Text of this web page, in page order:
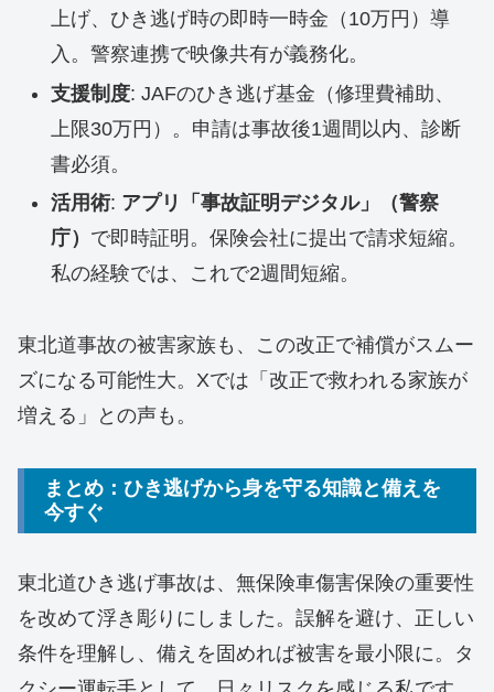
上げ、ひき逃げ時の即時一時金（10万円）導
入。警察連携で映像共有が義務化。
支援制度: JAFのひき逃げ基金（修理費補助、
上限30万円）。申請は事故後1週間以内、診断
書必須。
活用術: アプリ「事故証明デジタル」（警察
庁） で即時証明。保険会社に提出で請求短縮。
私の経験では、これで2週間短縮。
東北道事故の被害家族も、この改正で補償がスムー
ズになる可能性大。Xでは「改正で救われる家族が
増える」との声も。
まとめ：ひき逃げから身を守る知識と備えを
今すぐ
東北道ひき逃げ事故は、無保険車傷害保険の重要性
を改めて浮き彫りにしました。誤解を避け、正しい
条件を理解し、備えを固めれば被害を最小限に。タ